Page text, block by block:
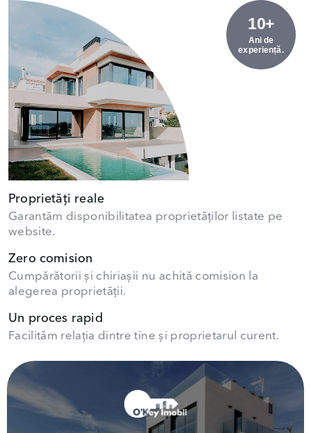
10+
Ani de
experiență.
Proprietăți reale
Garantăm disponibilitatea proprietăților listate pe
website.
Zero comision
Cumpărătorii și chiriașii nu achită comision la
alegerea proprietății.
Un proces rapid
Facilităm relația dintre tine și proprietarul curent.